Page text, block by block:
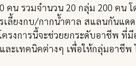
คน รวมจำนวน 20 กลุ่ม 200 คน
รเลี้ยงกบ/กากน้ำตาล สแลนกันแ
การนี้จะช่วยยกระดับอาชีพ ที่มี
ะเทคนิคต่างๆ เพื่อให้กลุ่มอาชีพ